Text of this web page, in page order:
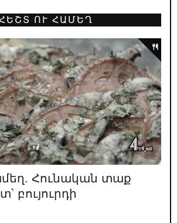
/ ԿԱՐԵՎՈՐ
բեմադրած հիստերիան՝
գրված սցենարով
/ ՔԱՂԱՔԱԿԱՆ
ու աքսիոմատիկ
/ ԿԱՐԵՎՈՐ
բերած պատերազմների
պաշտոնական թիվը՝ 4948
ԿԱՐԵՎՈՐ
կանգնիր «թուլանալու և հաճույք
ՈՒ ՀԱՄԵՂ
Հունական տաք
բույուրդի